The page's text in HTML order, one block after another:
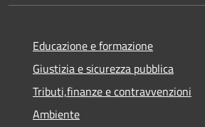
Educazione e formazione
Giustizia e sicurezza pubblica
Tributi,finanze e contravvenzioni
Ambiente